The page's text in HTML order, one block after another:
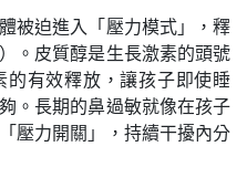
被迫進入「壓力模式」，釋
。皮質醇是生長激素的頭號
有效釋放，讓孩子即使睡
。長期的鼻過敏就像在孩子
壓力開關」，持續干擾內分